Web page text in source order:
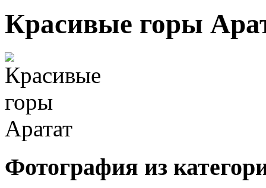
Красивые горы
Фотография из